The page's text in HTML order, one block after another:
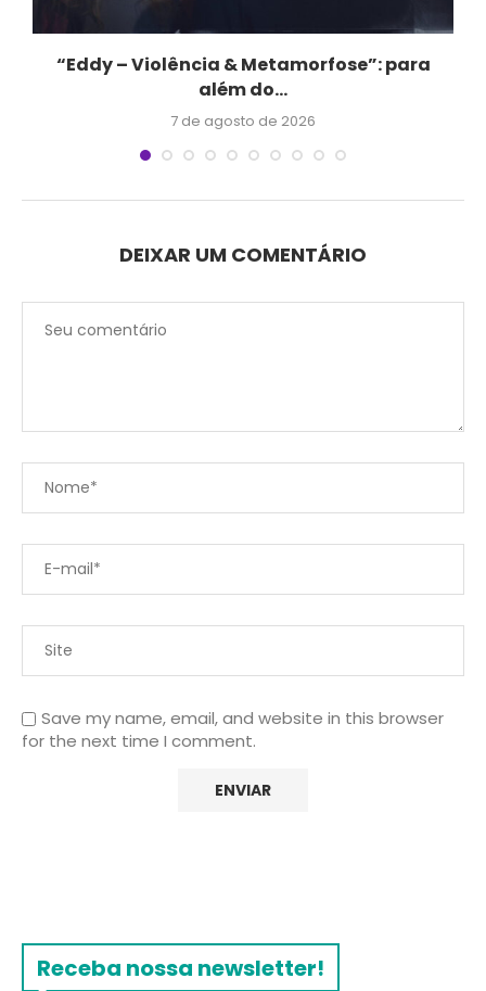
“Eddy – Violência & Metamorfose”: para
além do...
7 de agosto de 2026
DEIXAR UM COMENTÁRIO
Save my name, email, and website in this browser
for the next time I comment.
Receba nossa newsletter!